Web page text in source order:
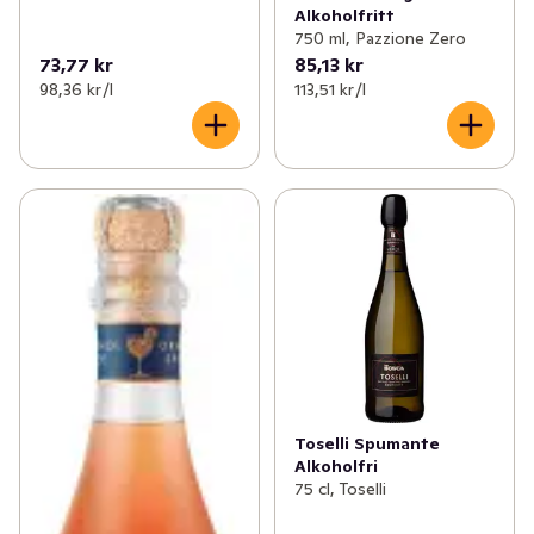
73,77 kr
98,36 kr /l
Alkoholfritt
750 ml, Pazzione Zero
85,13 kr
113,51 kr /l
Toselli Spumante
Alkoholfri
75 cl, Toselli